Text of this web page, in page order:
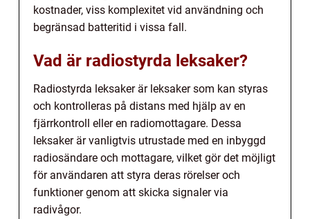
kostnader, viss komplexitet vid användning och
begränsad batteritid i vissa fall.
Vad är radiostyrda leksaker?
Radiostyrda leksaker är leksaker som kan styras
och kontrolleras på distans med hjälp av en
fjärrkontroll eller en radiomottagare. Dessa
leksaker är vanligtvis utrustade med en inbyggd
radiosändare och mottagare, vilket gör det möjligt
för användaren att styra deras rörelser och
funktioner genom att skicka signaler via
radivågor.